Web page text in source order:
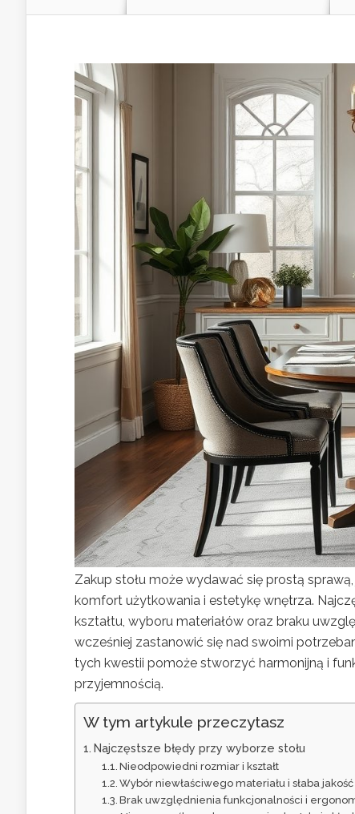
Zakup stołu może wydawać się prostą
komfort użytkowania i estetykę wnętrza.
kształtu, wyboru materiałów oraz braku
wcześniej zastanowić się nad swoimi
tych kwestii pomoże stworzyć harmonijną i
przyjemnością.
W tym artykule przeczytasz
Najczęstsze błędy przy wyborze stołu
Nieodpowiedni rozmiar i kształt
Wybór niewłaściwego materiału i słaba
Brak uwzględnienia funkcjonalności i